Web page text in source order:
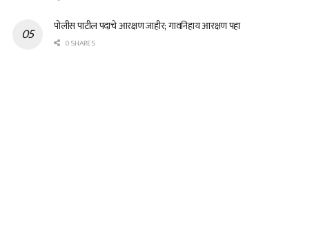
पोलीस पाटील पदाचे आरक्षण जाहीर; गावनिहाय आरक्षण पहा
0 SHARES